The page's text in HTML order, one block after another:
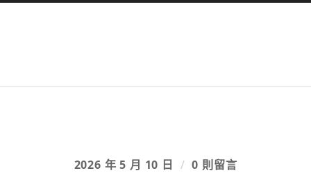
2026 年 5 月 10 日 / 0 則留言